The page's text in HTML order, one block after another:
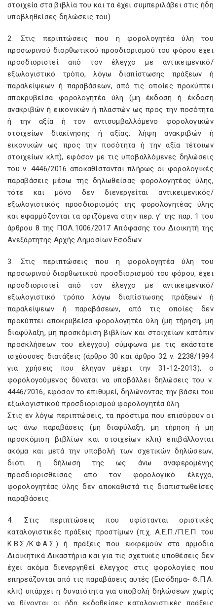
στοιχεία στα βιβλία του και τα έχει συμπεριλάβει στις ήδη
υποβληθείσες δηλώσεις του).
2. Στις περιπτώσεις που η φορολογητέα ύλη του
προσωρινού διορθωτικού προσδιορισμού του φόρου έχει
προσδιοριστεί από τον έλεγχο με αντικειμενικό/
εξωλογιστικό τρόπο, λόγω διαπίστωσης πράξεων ή
παραλείψεων ή παραβάσεων, από τις οποίες προκύπτει
αποκρυβείσα φορολογητέα ύλη (μη έκδοση ή έκδοση
ανακριβών ή εικονικών ή πλαστών ως προς την ποσότητα
ή την αξία ή τον αντισυμβαλλόμενο φορολογικών
στοιχείων διακίνησης ή αξίας, λήψη ανακριβών ή
εικονικών ως προς την ποσότητα ή την αξία τέτοιων
στοιχείων κλπ), εφόσον με τις υποβαλλόμενες δηλώσεις
του ν. 4446/2016 αποκαθίστανται πλήρως οι φορολογικές
παραβάσεις μέσω της δηλωθείσας φορολογητέας ύλης,
τότε και μόνο δεν διενεργείται αντικειμενικός/
εξωλογιστικός προσδιορισμός της φορολογητέας ύλης
και εφαρμόζονται τα οριζόμενα στην περ. γ’ της παρ. 1 του
άρθρου 8 της ΠΟΛ.1006/2017 Απόφασης του Διοικητή της
Ανεξάρτητης Αρχής Δημοσίων Εσόδων.
3. Στις περιπτώσεις που η φορολογητέα ύλη του
προσωρινού διορθωτικού προσδιορισμού του φόρου, έχει
προσδιοριστεί από τον έλεγχο με αντικειμενικό/
εξωλογιστικό τρόπο λόγω διαπίστωσης πράξεων ή
παραλείψεων ή παραβάσεων, από τις οποίες δεν
προκύπτει αποκρυβείσα φορολογητέα ύλη (μη τήρηση, μη
διαφύλαξη, μη προσκόμιση βιβλίων και στοιχείων κατόπιν
προσκλήσεων του ελέγχου) σύμφωνα με τις εκάστοτε
ισχύουσες διατάξεις (άρθρο 30 και άρθρο 32 ν. 2238/1994
για χρήσεις που έληγαν μέχρι την 31-12-2013), ο
φορολογούμενος δύναται να υποβάλλει δηλώσεις του ν.
4446/2016, εφόσον το επιθυμεί, δηλώνοντας την βάσει του
εξωλογιστικού προσδιορισμού φορολογητέα ύλη.
Στις εν λόγω περιπτώσεις, τα πρόστιμα που επισύρουν οι
ως άνω παραβάσεις (μη διαφύλαξη, μη τήρηση ή μη
προσκόμιση βιβλίων και στοιχείων κλπ) επιβάλλονται
ακόμα και μετά την υποβολή των σχετικών δηλώσεων,
διότι η δήλωση της ως άνω αναφερομένης
προσδιορισθείσας από τον φορολογικό έλεγχο,
φορολογητέας ύλης δεν αποκαθιστά τις διαπιστωθείσες
παραβάσεις.
4. Στις περιπτώσεις που υφίστανται οριστικές
καταλογιστικές πράξεις προστίμων (π.χ. Α.Ε.Π./Π.Ε.Π. του
Κ.Β.Σ./Κ.Φ.Α.Σ.) ή πράξεις που εκκρεμούν στα αρμόδια
Διοικητικά Δικαστήρια και για τις σχετικές υποθέσεις δεν
έχει ακόμα διενεργηθεί έλεγχος στις φορολογίες που
επηρεάζονται από τις παραβάσεις αυτές (Εισόδημα- Φ.Π.Α.
κλπ) υπάρχει η δυνατότητα για υποβολή δηλώσεων χωρίς
να θίγονται οι ήδη εκδοθείσες καταλογιστικές πράξεις